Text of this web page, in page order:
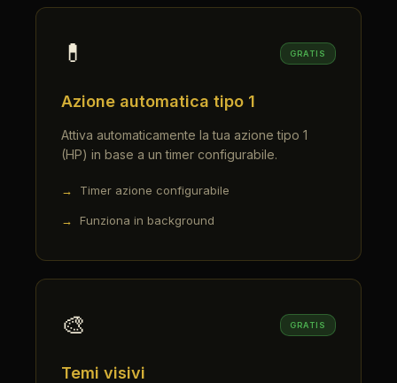
💊 GRATIS
Azione automatica tipo 1
Attiva automaticamente la tua azione tipo 1
(HP) in base a un timer configurabile.
Timer azione configurabile
Funziona in background
🎨 GRATIS
Temi visivi